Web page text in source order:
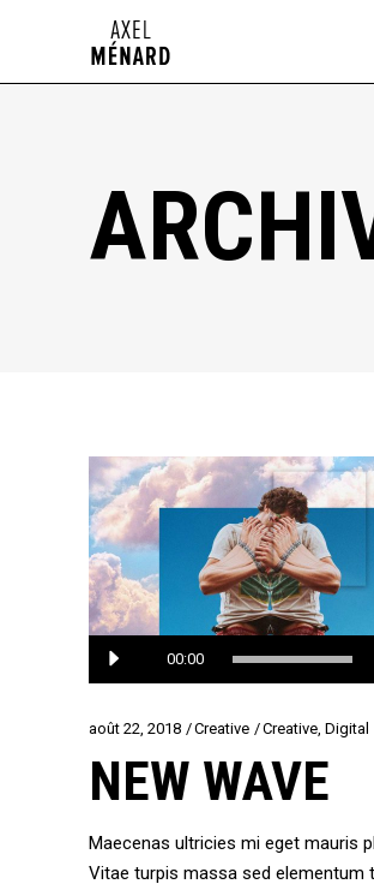
Lecteur
audio
00:00
août 22, 2018 Creative Creative Digital
NEW WAVE
Maecenas ultricies mi eget mauris
Vitae turpis massa sed elementum